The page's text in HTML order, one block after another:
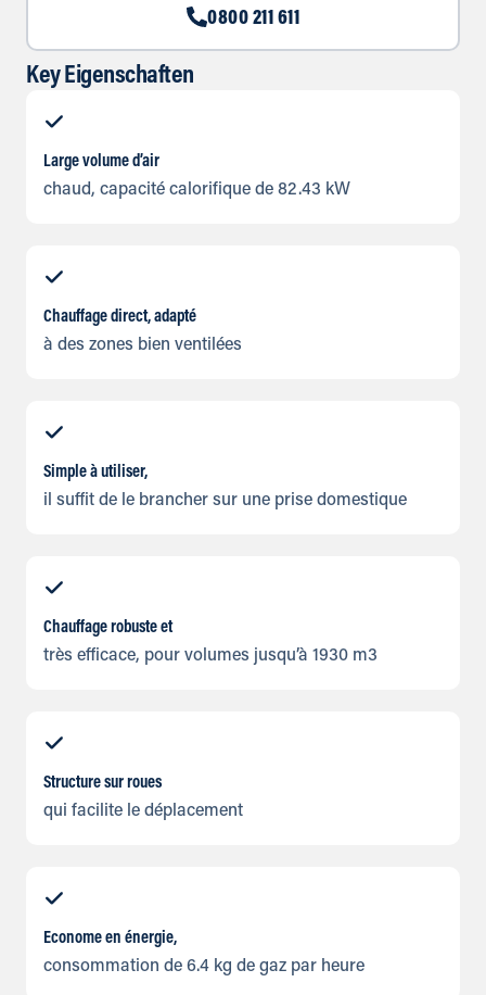
0800 211 611
Key Eigenschaften
Large volume d’air
chaud, capacité calorifique de 82.43 kW
Chauffage direct, adapté
à des zones bien ventilées
Simple à utiliser,
il suffit de le brancher sur une prise domestique
Chauffage robuste et
très efficace, pour volumes jusqu’à 1930 m3
Structure sur roues
qui facilite le déplacement
Econome en énergie,
consommation de 6.4 kg de gaz par heure